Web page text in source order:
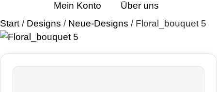
Mein Konto
Über uns
Start / Designs / Neue-Designs / Floral_bouquet 5